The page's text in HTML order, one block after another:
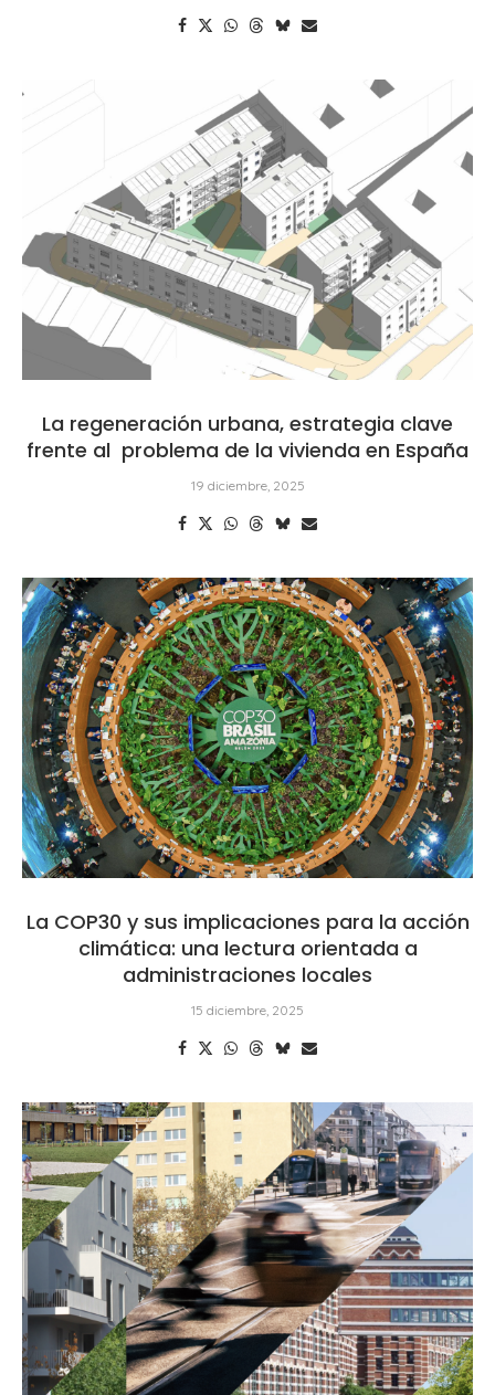
La regeneración urbana, estrategia clave
frente al problema de la vivienda en España
19 diciembre, 2025
La COP30 y sus implicaciones para la acción
climática: una lectura orientada a
administraciones locales
15 diciembre, 2025